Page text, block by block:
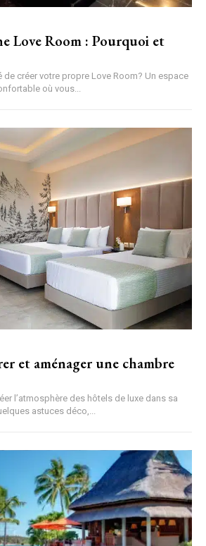
Love Room : Pourquoi et
de créer votre propre Love Room? Un espace
où vous...
et aménager une chambre
l’atmosphère des hôtels de luxe dans sa
astuces déco,...